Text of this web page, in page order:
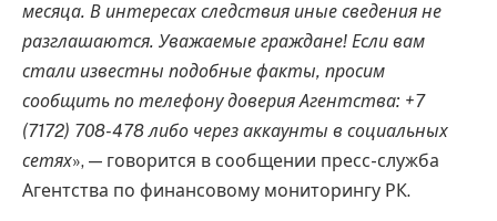
месяца. В интересах следствия иные сведения не
разглашаются. Уважаемые граждане! Если вам
стали известны подобные факты, просим
сообщить по телефону доверия Агентства: +7
(7172) 708-478 либо через аккаунты в социальных
сетях», — говорится в сообщении пресс-служба
Агентства по финансовому мониторингу РК.